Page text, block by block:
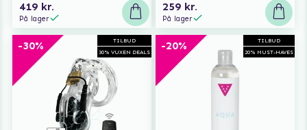
419 kr.
På lager
259 kr.
På lager
TILBUD
30% VUXEN DEALS
-30%
TILBUD
20% MUST-HAVES
-20%